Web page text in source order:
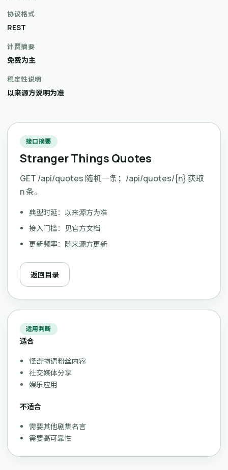
协议格式
REST
计费摘要
免费为主
稳定性说明
以来源方说明为准
接口摘要
Stranger Things Quotes
GET /api/quotes 随机一条；/api/quotes/{n} 获取
n 条。
典型时延：以来源方为准
接入门槛：见官方文档
更新频率：随来源方更新
返回目录
适用判断
适合
怪奇物语粉丝内容
社交媒体分享
娱乐应用
不适合
需要其他剧集名言
需要高可靠性